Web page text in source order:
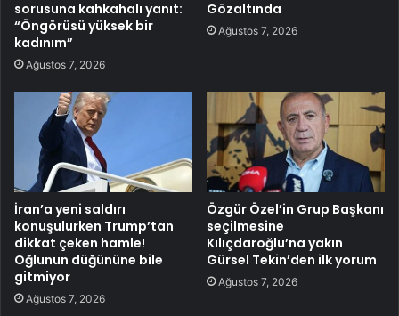
sorusuna kahkahalı yanıt:
“Öngörüsü yüksek bir
kadınım”
Ağustos 7, 2026
Gözaltında
Ağustos 7, 2026
İran’a yeni saldırı
konuşulurken Trump’tan
dikkat çeken hamle!
Oğlunun düğününe bile
gitmiyor
Ağustos 7, 2026
Özgür Özel’in Grup Başkanı
seçilmesine
Kılıçdaroğlu’na yakın
Gürsel Tekin’den ilk yorum
Ağustos 7, 2026